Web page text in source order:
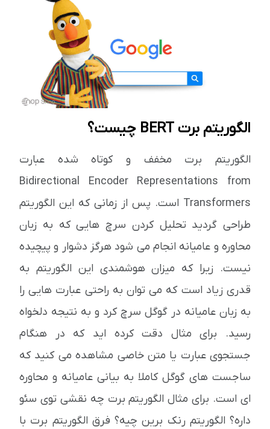
الگوریتم برت BERT چیست؟
الگوریتم برت مخفف و کوتاه شده عبارت
Bidirectional Encoder Representations from
Transformers است. پس از زمانی که این الگوریتم
طراحی گردید تحلیل کردن سرچ هایی که به زبان
محاوره و عامیانه انجام می شود هرگز دشوار و پیچیده
نیست. زیرا که میزان هوشمندی این الگوریتم به
قدری زیاد است که می توان به راحتی عبارت هایی را
به زبان عامیانه در گوگل سرچ کرد و به نتیجه دلخواه
رسید. برای مثال دقت کرده اید که در هنگام
جستجوی عبارت یا متن خاصی مشاهده می کنید که
ساجست های گوگل کاملا به بیانی عامیانه و محاوره
ای است. برای مثال الگوریتم برت چه نقشی توی سئو
داره؟ الگوریتم رنک برین چیه؟ فرق الگوریتم برت با